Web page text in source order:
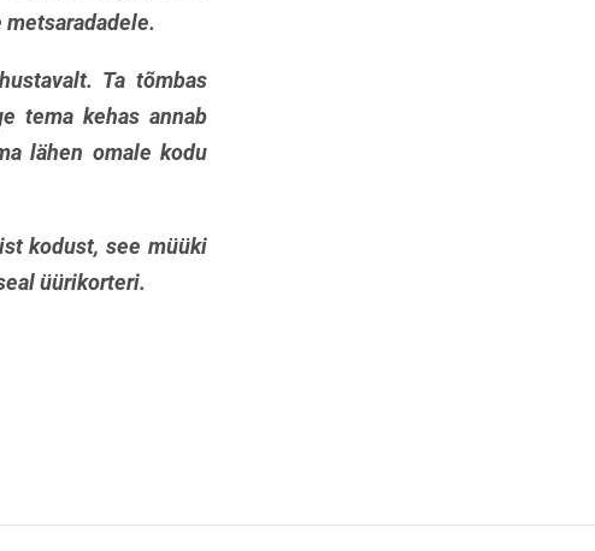
Ta tõmbas
tema kehas annab
lähen omale kodu
kodust, see müüki
üürikorteri.